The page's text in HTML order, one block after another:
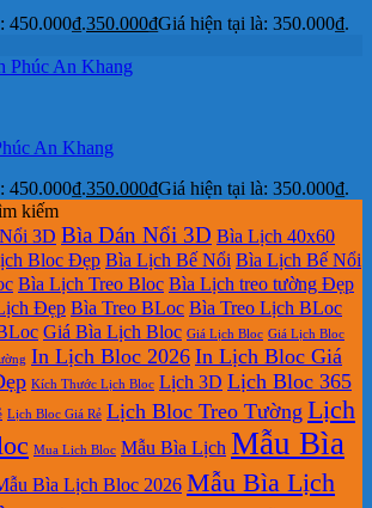
450.000₫.350.000₫Giá hiện tại là: 350.000₫.
An Khang
450.000₫.350.000₫Giá hiện tại là: 350.000₫.
kiếm
3D Bìa Dán Nổi 3D Bìa Lịch 40x60
Bloc Đẹp Bìa Lịch Bế Nổi Bìa Lịch Bế Nổi
Bìa Lịch Treo Bloc Bìa Lịch treo tường Đẹp
Đẹp Bìa Treo BLoc Bìa Treo Lịch BLoc
Giá Bìa Lịch Bloc Giá Lịch Bloc Giá Lịch Bloc
In Lịch Bloc 2026 In Lịch Bloc Giá
Kích Thước Lịch Bloc Lịch 3D Lịch Bloc 365
Lịch Bloc Giá Rẻ Lịch Bloc Treo Tường Lịch
Mua Lich Bloc Mẫu Bìa Lịch Mẫu Bìa
Bìa Lịch Bloc 2026 Mẫu Bìa Lịch